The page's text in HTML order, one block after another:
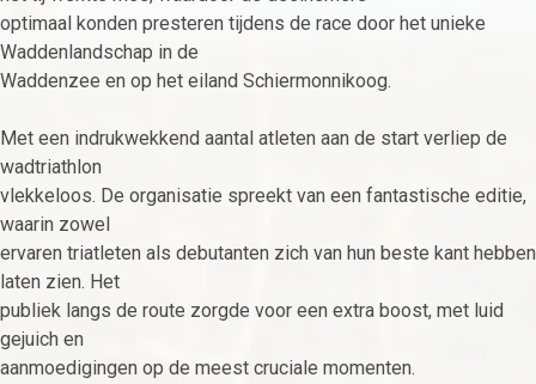
optimaal konden presteren tijdens de race door het unieke
Waddenlandschap in de
Waddenzee en op het eiland Schiermonnikoog.
Met een indrukwekkend aantal atleten aan de start verliep de
wadtriathlon
vlekkeloos. De organisatie spreekt van een fantastische editie,
waarin zowel
ervaren triatleten als debutanten zich van hun beste kant hebben
laten zien. Het
publiek langs de route zorgde voor een extra boost, met luid
gejuich en
aanmoedigingen op de meest cruciale momenten.